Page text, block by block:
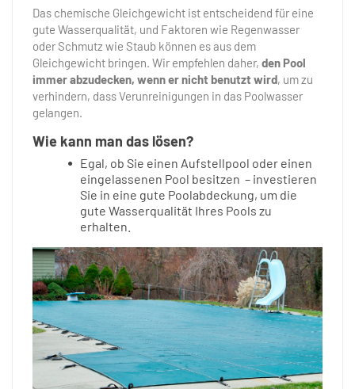
Das chemische Gleichgewicht ist entscheidend für eine
gute Wasserqualität, und Faktoren wie Regenwasser
oder Schmutz wie Staub können es aus dem
Gleichgewicht bringen. Wir empfehlen daher, den Pool
immer abzudecken, wenn er nicht benutzt wird, um zu
verhindern, dass Verunreinigungen in das Poolwasser
gelangen.
Wie kann man das lösen?
Egal, ob Sie einen Aufstellpool oder einen
eingelassenen Pool besitzen – investieren
Sie in eine gute Poolabdeckung, um die
gute Wasserqualität Ihres Pools zu
erhalten.